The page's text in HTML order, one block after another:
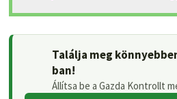
Találja meg
ban!
Állítsa be a Gazda Kontrollt